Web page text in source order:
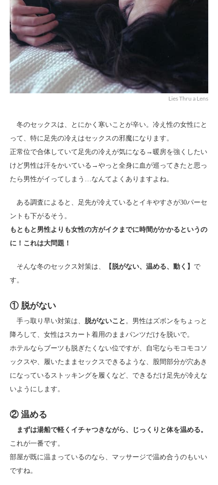
Lies Thru a Lens
冬のセックスは、とにかく寒いことが辛い。冷え性の女性にと
って、特に足先の冷えはセックスの邪魔になります。
正常位で合体していて足先の冷えが気になる→暖房を強くしたい
けど男性は汗をかいている→やっと全身に血が巡ってきたと思っ
たら男性がイってしまう…なんてよくありますよね。
ある調査によると、足先が冷えているとイキやすさが30パーセ
ントも下がるそう。
もともと男性よりも女性の方がイクまでに時間がかかるというの
に！これは大問題！
そんな冬のセックス対策は、 【脱がない、温める、動く】 で
す。
① 脱がない
手っ取り早い対策は、 脱がないこと 。男性はズボンをちょっと
降ろして、女性はスカート着用のままパンツだけを脱いで。
ホテルならブーツも脱ぎたくない位ですが、自宅ならモコモコソ
ックスや、履いたままセックスできるような、股間部分が穴あき
になっているストッキングを履くなど、できるだけ足先が冷えな
いようにします。
② 温める
まずは湯船で軽くイチャつきながら、じっくりと体を温める。
これが一番です。
部屋が既に温まっているのなら、マッサージで温め合うのもいい
ですね。